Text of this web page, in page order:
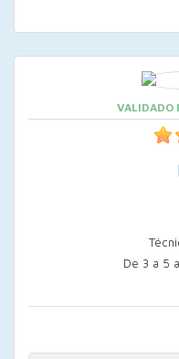
VALIDADO
De 3 a 5